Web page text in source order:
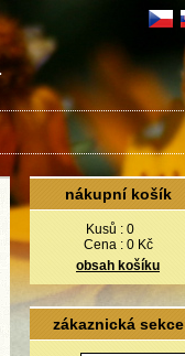
nákupní košík
Kusů : 0
Cena : 0 Kč
obsah košíku
zákaznická sekce